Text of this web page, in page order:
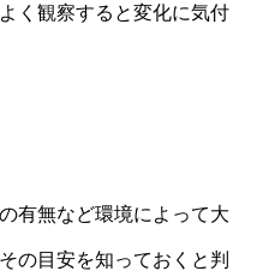
く観察すると変化に気付
有無など環境によって大
の目安を知っておくと判